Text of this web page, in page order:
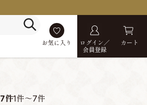
お気に入り
ログイン／
会員登録
カート
7件1件～7件